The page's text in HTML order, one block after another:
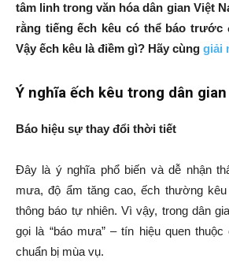
tâm linh trong văn hóa dân gian Việt
rằng tiếng ếch kêu có thể báo trước
Vậy ếch kêu là điềm gì? Hãy cùng giải
Ý nghĩa ếch kêu trong dân gian
Báo hiệu sự thay đổi thời tiết
Đây là ý nghĩa phổ biến và dễ nhận
mưa, độ ẩm tăng cao, ếch thường
thông báo tự nhiên. Vì vậy, trong dân
gọi là “báo mưa” – tín hiệu quen
chuẩn bị mùa vụ.